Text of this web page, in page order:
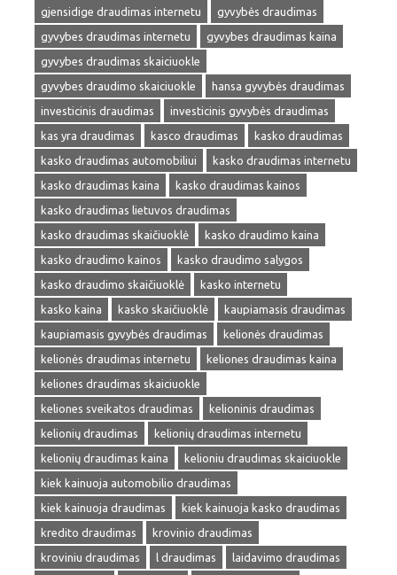
gjensidige draudimas internetu
gyvybės draudimas
gyvybes draudimas internetu
gyvybes draudimas kaina
gyvybes draudimas skaiciuokle
gyvybes draudimo skaiciuokle
hansa gyvybės draudimas
investicinis draudimas
investicinis gyvybės draudimas
kas yra draudimas
kasco draudimas
kasko draudimas
kasko draudimas automobiliui
kasko draudimas internetu
kasko draudimas kaina
kasko draudimas kainos
kasko draudimas lietuvos draudimas
kasko draudimas skaičiuoklė
kasko draudimo kaina
kasko draudimo kainos
kasko draudimo salygos
kasko draudimo skaičiuoklė
kasko internetu
kasko kaina
kasko skaičiuoklė
kaupiamasis draudimas
kaupiamasis gyvybės draudimas
kelionės draudimas
kelionės draudimas internetu
keliones draudimas kaina
keliones draudimas skaiciuokle
keliones sveikatos draudimas
kelioninis draudimas
kelionių draudimas
kelionių draudimas internetu
kelionių draudimas kaina
kelioniu draudimas skaiciuokle
kiek kainuoja automobilio draudimas
kiek kainuoja draudimas
kiek kainuoja kasko draudimas
kredito draudimas
krovinio draudimas
kroviniu draudimas
l draudimas
laidavimo draudimas